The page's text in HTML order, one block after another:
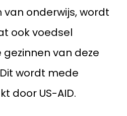
onderwijs, wordt
ook voedsel
van deze
wordt mede
door US-AID.